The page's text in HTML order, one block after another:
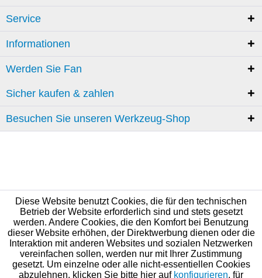
Service
Informationen
Werden Sie Fan
Sicher kaufen & zahlen
Besuchen Sie unseren Werkzeug-Shop
Diese Website benutzt Cookies, die für den technischen
Betrieb der Website erforderlich sind und stets gesetzt
werden. Andere Cookies, die den Komfort bei Benutzung
dieser Website erhöhen, der Direktwerbung dienen oder die
Interaktion mit anderen Websites und sozialen Netzwerken
vereinfachen sollen, werden nur mit Ihrer Zustimmung
gesetzt. Um einzelne oder alle nicht-essentiellen Cookies
abzulehnen, klicken Sie bitte hier auf konfigurieren, für